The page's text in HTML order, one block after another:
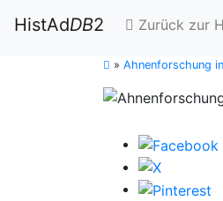
HistAdDB2 Zurück zur
» Ahnenforschung